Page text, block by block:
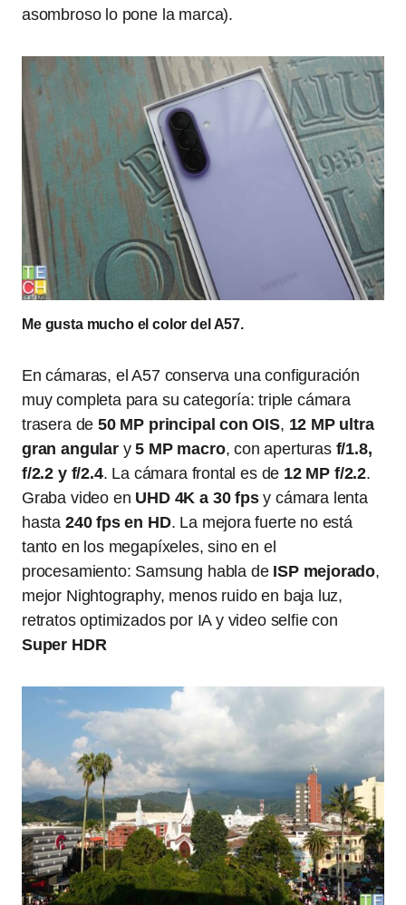
asombroso lo pone la marca).
Me gusta mucho el color del A57.
En cámaras, el A57 conserva una configuración
muy completa para su categoría: triple cámara
trasera de50 MP principal con OIS, 12 MP ultra
gran angulary5 MP macro, con aperturas f/1.8,
f/2.2 y f/2.4. La cámara frontal es de 12 MP f/2.2.
Graba video en UHD 4K a 30 fpsy cámara lenta
hasta 240 fps en HD. La mejora fuerte no está
tanto en los megapíxeles, sino en el
procesamiento: Samsung habla de ISP mejorado,
mejor Nightography, menos ruido en baja luz,
retratos optimizados por IA y video selfie con
Super HDR